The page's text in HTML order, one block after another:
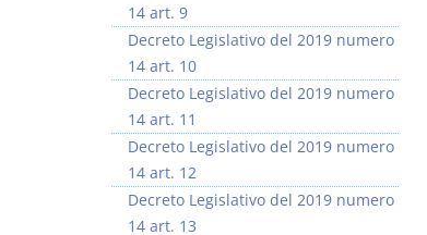
14 art. 9
Decreto Legislativo del 2019 numero
14 art. 10
Decreto Legislativo del 2019 numero
14 art. 11
Decreto Legislativo del 2019 numero
14 art. 12
Decreto Legislativo del 2019 numero
14 art. 13